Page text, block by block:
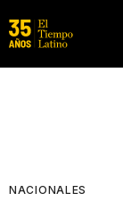
NACIONALES